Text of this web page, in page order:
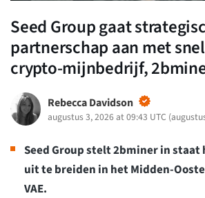
Seed Group gaat
partnerschap aan met
crypto-mijnbedrijf,
Rebecca Davidson
augustus 3, 2026 at 09:43 UTC (
Seed Group stelt 2bminer in
uit te breiden in het Midden-
VAE.